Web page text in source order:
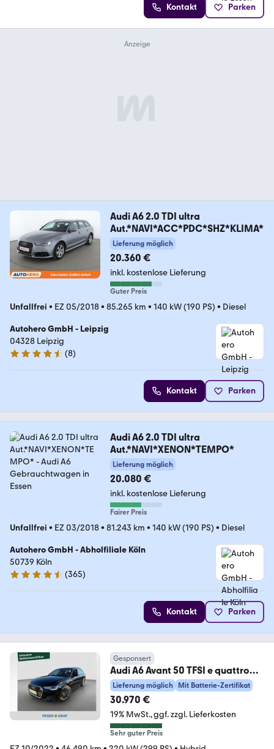
Kontakt Parken
Audi A6 2.0 TDI ultra
Aut.*NAVI*ACC*PDC*SHZ*KLIMA*
Lieferung möglich
20.360 €
inkl. kostenlose Lieferung
Guter Preis
Unfallfrei • EZ 05/2018• 85.265 km • 140 kW (190 PS) • Diesel
Autohero GmbH - Leipzig
04328 Leipzig
4.3 Sterne
(8)
Kontakt Parken
Audi A6 2.0 TDI ultra
Aut.*NAVI*XENON*TEMPO*
Lieferung möglich
20.080 €
inkl. kostenlose Lieferung
Fairer Preis
Unfallfrei • EZ 03/2018• 81.243 km • 140 kW (190 PS) • Diesel
Autohero GmbH - Abholfiliale Köln
50739 Köln
4.6 Sterne
(365)
Kontakt Parken
Gesponsert
Audi A6 Avant 50 TFSI e quattro
RFK Navi SHZ
Lieferung möglich Mit Batterie-Zertifikat
30.970 €
19% MwSt. ggf. zzgl. Lieferkosten
Sehr guter Preis